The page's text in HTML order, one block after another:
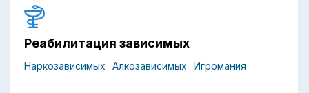
Реабилитация зависимых
Наркозависимых Алкозависимых Игромания